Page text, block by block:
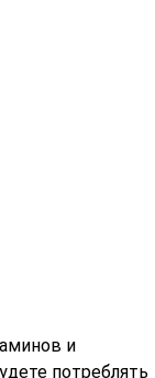
потреблять